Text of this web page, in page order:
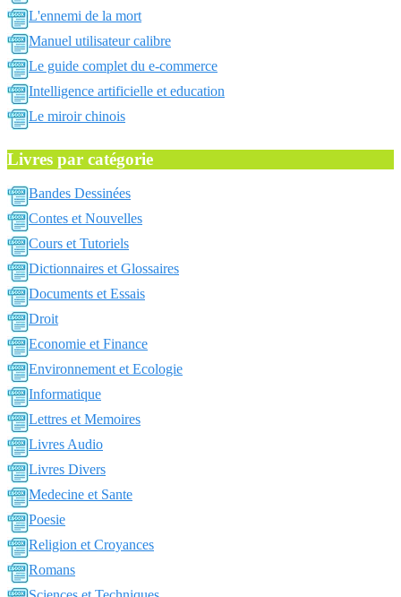
L'ennemi de la mort
Manuel utilisateur calibre
Le guide complet du e-commerce
Intelligence artificielle et education
Le miroir chinois
Livres par catégorie
Bandes Dessinées
Contes et Nouvelles
Cours et Tutoriels
Dictionnaires et Glossaires
Documents et Essais
Droit
Economie et Finance
Environnement et Ecologie
Informatique
Lettres et Memoires
Livres Audio
Livres Divers
Medecine et Sante
Poesie
Religion et Croyances
Romans